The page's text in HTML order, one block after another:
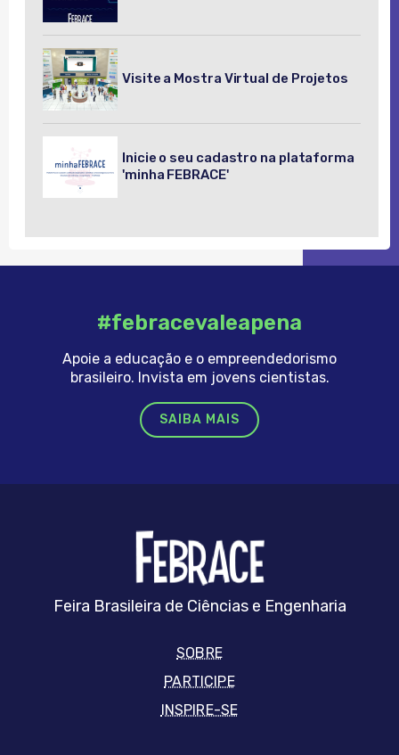
Visite a Mostra Virtual de Projetos
Inicie o seu cadastro na plataforma
'minha FEBRACE'
#febracevaleapena
Apoie a educação e o empreendedorismo
brasileiro. Invista em jovens cientistas.
SAIBA MAIS
Feira Brasileira de Ciências e Engenharia
SOBRE
PARTICIPE
INSPIRE-SE